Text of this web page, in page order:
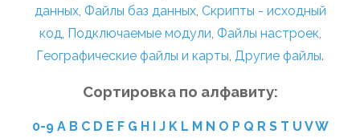
данных, Файлы баз данных, Скрипты - исходный
код, Подключаемые модули, Файлы настроек,
Географические файлы и карты, Другие файлы.
Сортировка по алфавиту:
0-9 A B C D E F G H I J K L M N O P Q R S T U VW